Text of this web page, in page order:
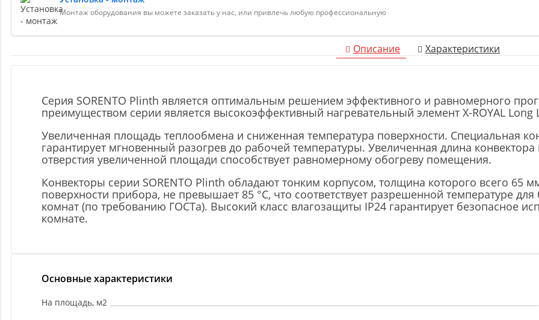
Монтаж оборудования вы можете заказать у нас, или привлечь любую профессиональную
Описание Характеристики
Серия SORENTO Plinth является оптимальным решением эффективного и равномерного
преимуществом серии является высокоэффективный нагревательный элемент X-ROYAL Long
Увеличенная площадь теплообмена и сниженная температура поверхности. Специальная
гарантирует мгновенный разогрев до рабочей температуры. Увеличенная длина
отверстия увеличенной площади способствует равномерному обогреву помещения.
Конвекторы серии SORENTO Plinth обладают тонким корпусом, толщина которого всего 65
поверхности прибора, не превышает 85 °C, что соответствует разрешенной температуре
комнат (по требованию ГОСТа). Высокий класс влагозащиты IP24 гарантирует безопасное
комнате.
Основные характеристики
На площадь, м2